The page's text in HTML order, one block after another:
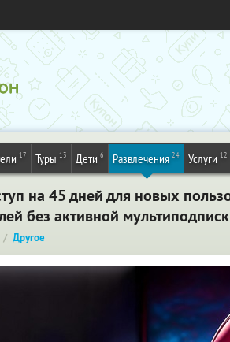
17 Туры 13 Дети 6 Развлечения 24 Услуги 12
на 45 дней для новых
без активной
Другое